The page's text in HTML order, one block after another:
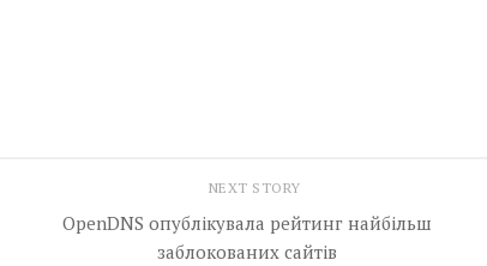
NEXT STORY
OpenDNS опублікувала рейтинг найбільш
заблокованих сайтів